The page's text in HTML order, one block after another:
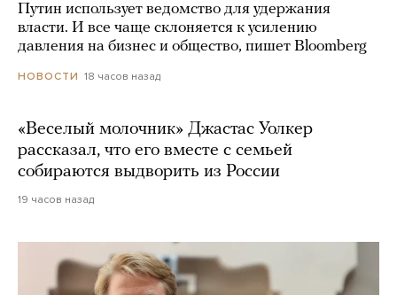
Путин использует ведомство для удержания
власти. И все чаще склоняется к усилению
давления на бизнес и общество, пишет Bloomberg
НОВОСТИ 18 часов назад
«Веселый молочник» Джастас Уолкер
рассказал, что его вместе с семьей
собираются выдворить из России
19 часов назад